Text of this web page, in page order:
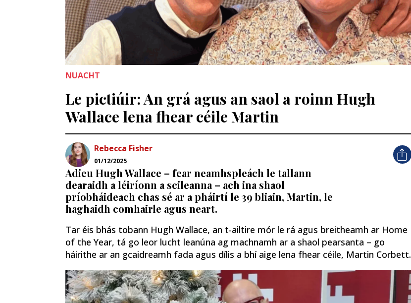
NUACHT
Le pictiúir: An grá agus an saol a roinn Hugh
Wallace lena fhear céile Martin
Rebecca Fisher
01/12/2025
Adieu Hugh Wallace – fear neamhspleách le tallann
dearaidh a léiríonn a scileanna – ach ina shaol
príobháideach chas sé ar a pháirtí le 39 bliain, Martin, le
haghaidh comhairle agus neart.
Tar éis bhás tobann Hugh Wallace, an t-ailtire mór le rá agus breitheamh ar Home
of the Year, tá go leor lucht leanúna ag machnamh ar a shaol pearsanta – go
háirithe ar an gcaidreamh fada agus dílis a bhí aige lena fhear céile, Martin Corbett.